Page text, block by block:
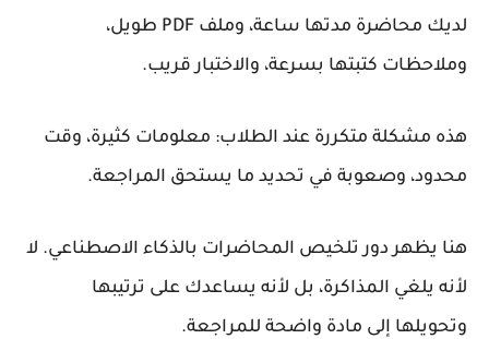
لديك محاضرة مدتها ساعة، وملف PDF طويل،
وملاحظات كتبتها بسرعة، والاختبار قريب.
هذه مشكلة متكررة عند الطلاب: معلومات كثيرة، وقت
محدود، وصعوبة في تحديد ما يستحق المراجعة.
هنا يظهر دور تلخيص المحاضرات بالذكاء الاصطناعي. لا
لأنه يلغي المذاكرة، بل لأنه يساعدك على ترتيبها
وتحويلها إلى مادة واضحة للمراجعة.